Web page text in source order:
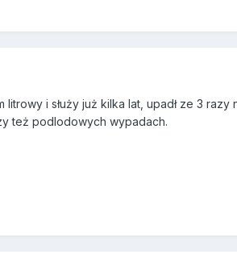
i służy już kilka lat, upadł ze 3
też podlodowych wypadach.